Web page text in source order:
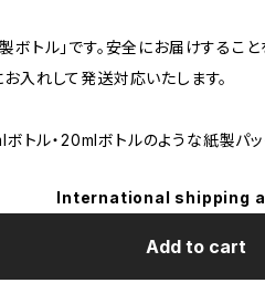
ボトル」です。安全にお届けするこ
入れして発送対応いたします。
トル・20mlボトルのような紙製パ
International shipping
Add to cart